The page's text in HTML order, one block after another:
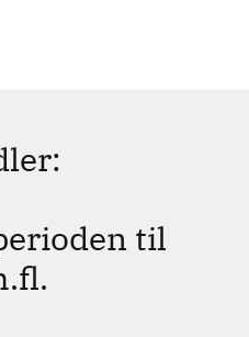
til